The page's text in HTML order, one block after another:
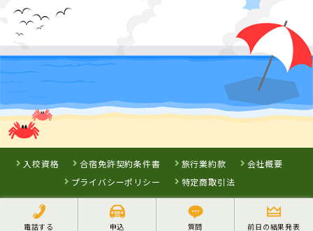
詳 細 予 約
3位
山形・県南自動車学校
小樽自動車学校
詳 細
予 約
入校資格 合宿免許契約条件書 旅行業約款
会社概要
プライバシーポリシー
特定商取引法
電話する 申込 質問 前日の結果発表